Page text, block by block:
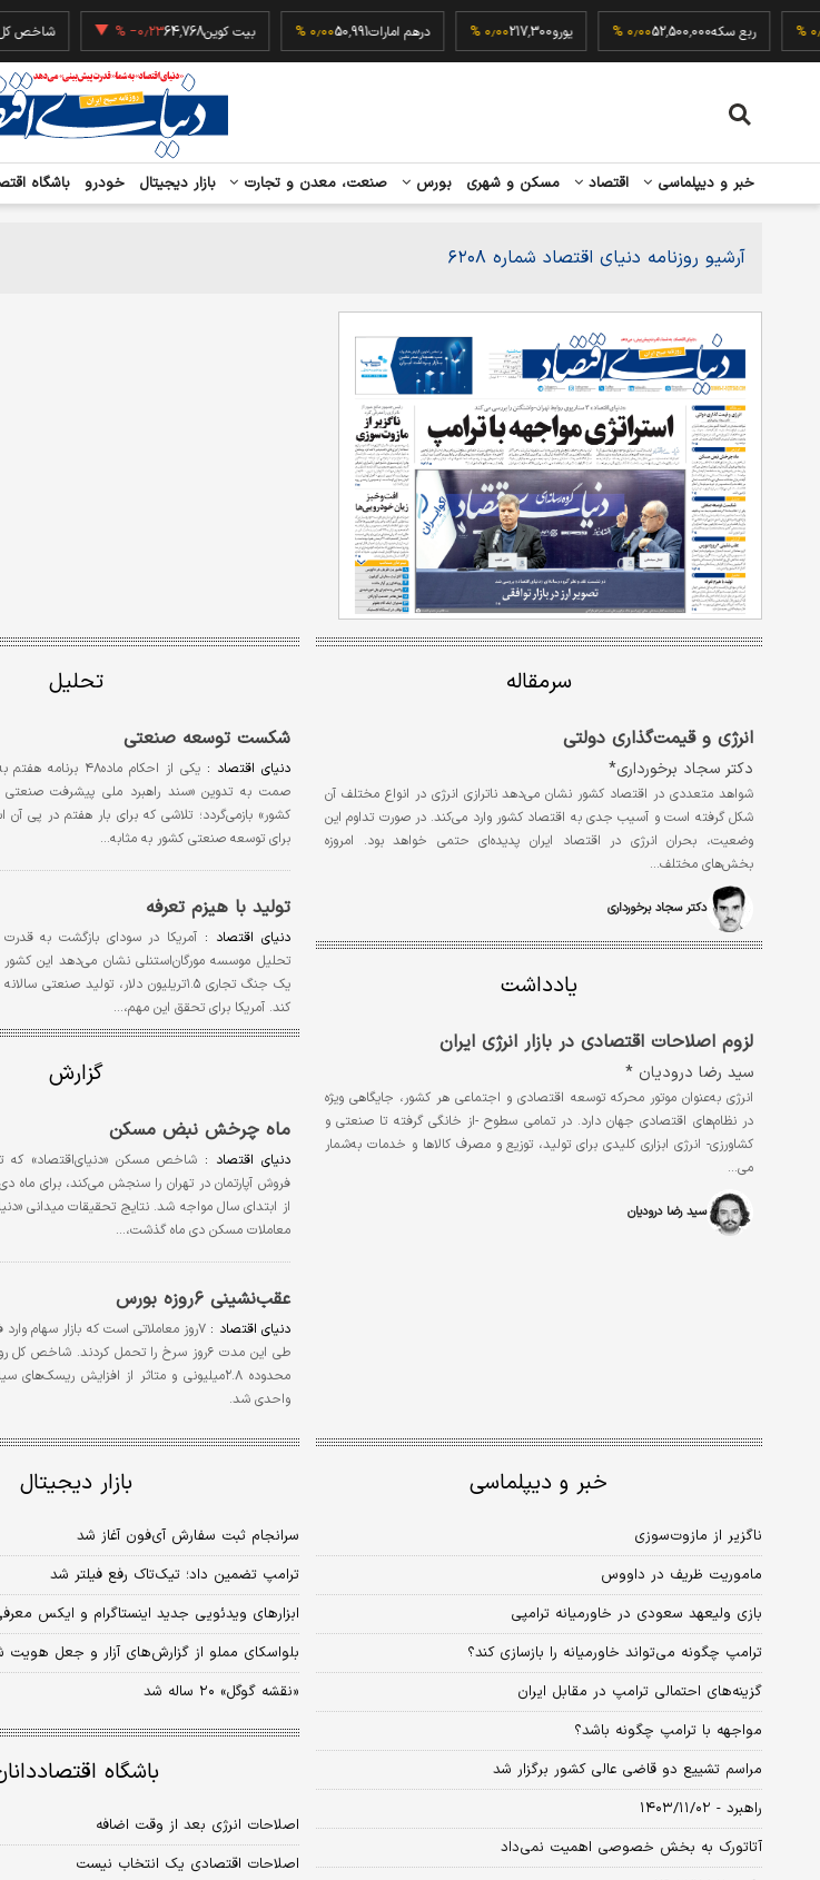
۰٫۰۰ % ربع سکه52,500,000۰٫۰۰ % یورو217,300۰٫۰۰ % درهم امارات50,991۰٫۰۰ % بیت کوین64,768‎−۰٫۲۳ %
خبر و دیپلماسی اقتصاد مسکن و شهری بورس صنعت، معدن و تجارت بازار دیجیتال خودرو باشگاه
آرشیو روزنامه دنیای اقتصاد شماره ۶۲۰۸
سرمقاله
انرژی و قیمت‌گذاری دولتی
دکتر سجاد برخورداری*
شواهد متعددی در اقتصاد کشور نشان می‌دهد ناترازی انرژی در انواع مختلف آن
شکل گرفته است و آسیب جدی به اقتصاد کشور وارد می‌کند. در صورت تداوم این
وضعیت، بحران انرژی در اقتصاد ایران پدیده‌ای حتمی خواهد بود. امروزه
بخش‌های مختلف…
دکتر سجاد برخورداری
یادداشت
لزوم اصلاحات اقتصادی در بازار انرژی ایران
سید رضا درودیان *
انرژی به‌‌‌عنوان موتور محرکه توسعه اقتصادی و اجتماعی هر کشور، جایگاهی ویژه
در نظام‌‌‌های اقتصادی جهان دارد. در تمامی سطوح -از خانگی گرفته تا صنعتی و
کشاورزی- انرژی ابزاری کلیدی برای تولید، توزیع و مصرف کالاها و خدمات به‌‌‌شمار
می…
سید رضا درودیان
تحلیل
شکست‌ توسعه صنعتی
دنیای اقتصاد :
یکی از احکام
صمت به تدوین «سند راهبرد ملی پیشرفت صنعتی و
کشور» بازمی‌گردد؛ تلاشی که برای بار هفتم در پی
برای توسعه صنعتی کشور به مثابه…
تولید با هیزم تعرفه
دنیای اقتصاد :آمریکا در سودای بازگشت به
تحلیل موسسه مورگان‌استنلی نشان می‌دهد این کشور
یک جنگ تجاری ۱.۵تریلیون دلار، تولید
کند. آمریکا برای تحقق این مهم،…
گزارش
ماه چرخش نبض مسکن
دنیای اقتصاد :شاخص مسکن «دنیای‌اقتصاد» که
فروش آپارتمان در تهران را سنجش می‌کند، برای ماه
از ابتدای سال مواجه شد. نتایج تحقیقات میدانی
معاملات مسکن دی ماه گذشت،…
عقب‌نشینی ۶روزه بورس
دنیای اقتصاد : ۷روز معاملاتی است که بازار سهام
طی این مدت ۶روز سرخ را تحمل کردند.
واحدی شد.
خبر و دیپلماسی
ناگزیر از مازوت‌سوزی
ماموریت ظریف در داووس
بازی ولیعهد سعودی در خاورمیانه ترامپی
ترامپ چگونه می‌تواند خاورمیانه را بازسازی کند؟
گزینه‌های احتمالی ترامپ در مقابل ایران
مواجهه با ترامپ چگونه باشد؟
مراسم تشییع دو قاضی عالی کشور برگزار شد
راهبرد - ۱۴۰۳/۱۱/۰۲
آتاتورک به بخش خصوصی اهمیت نمی‌داد
بازار دیجیتال
سرانجام ثبت سفارش آی‌فون آغاز شد
ترامپ تضمین داد؛ تیک‌تاک رفع فیلتر شد
ابزارهای ویدئویی جدید اینستاگرام و ایکس
بلواسکای مملو از گزارش‌های آزار و جعل هویت
«نقشه گوگل» ۲۰ ساله شد
باشگاه
اصلاحات انرژی بعد از وقت اضافه
اصلاحات اقتصادی یک انتخاب نیست